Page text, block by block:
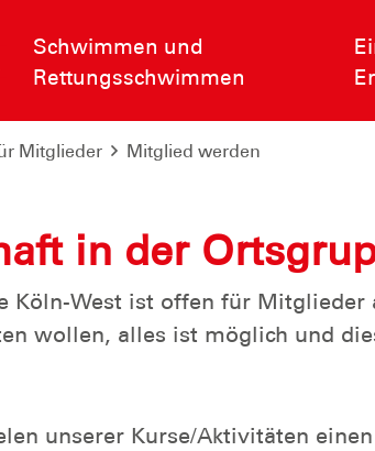
Schwimmen und
Rettungsschwimmen
Mitglieder Mitglied werden
in der
Köln-West ist offen für
wollen, alles ist möglich und
unserer Kurse/Aktivitäten